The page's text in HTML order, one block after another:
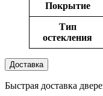
Покрытие
Тип
остекления
Доставка
Быстрая доставка